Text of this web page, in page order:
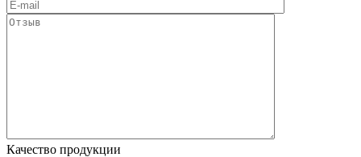
Качество продукции